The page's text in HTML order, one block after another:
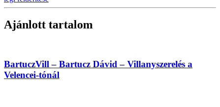
Ajánlott tartalom
BartuczVill – Bartucz Dávid – Villanyszerelés a
Velencei-tónál